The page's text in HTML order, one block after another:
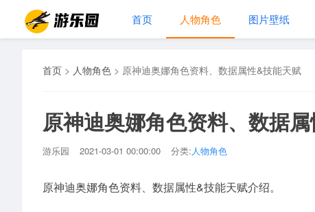
首页 人物角色 图片壁纸
首页 > 人物角色 > 原神迪奥娜角色资料、数据属性&技能天赋
原神迪奥娜角色资料、数据
游乐园 2021-03-01 00:00:00 分类:人物角色
原神迪奥娜角色资料、数据属性&技能天赋介绍。